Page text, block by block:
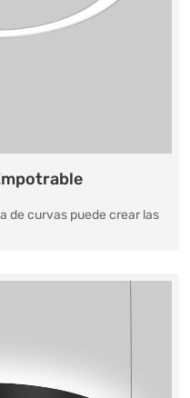
de curvas puede crear las